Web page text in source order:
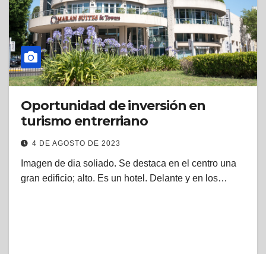
Oportunidad de inversión en
turismo entrerriano
4 DE AGOSTO DE 2023
Imagen de dia soliado. Se destaca en el centro una
gran edificio; alto. Es un hotel. Delante y en los…